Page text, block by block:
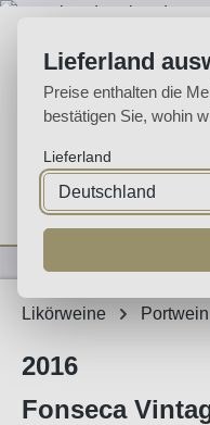
Home Weine
Likörweine Portwein
2016
Fonseca
Lieferland
Preise enthalten die
bestätigen Sie, wohin
Lieferland